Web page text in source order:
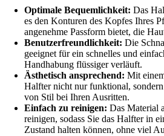
Optimale Bequemlichkeit: Das
es den Konturen des Kopfes Ihres
angenehme Passform bietet, die
Benutzerfreundlichkeit: Die
geeignet für ein schnelles und
Handhabung flüssiger verläuft.
Ästhetisch ansprechend: Mit
Halfter nicht nur funktional,
von Stil bei Ihren Ausritten.
Einfach zu reinigen: Das Material
reinigen, sodass Sie das Halfter in
Zustand halten können, ohne viel